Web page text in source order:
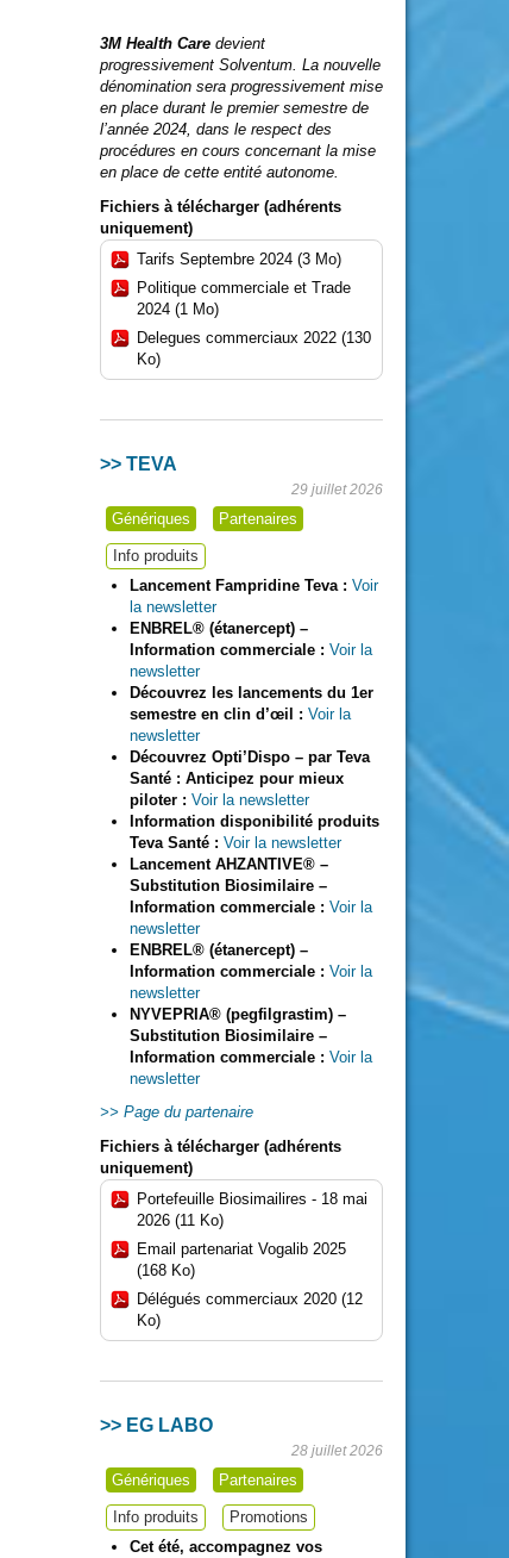
3M Health Care devient
progressivement Solventum. La nouvelle
dénomination sera progressivement mise
en place durant le premier semestre de
l’année 2024, dans le respect des
procédures en cours concernant la mise
en place de cette entité autonome.
Fichiers à télécharger (adhérents
uniquement)
Tarifs Septembre 2024 (3 Mo)
Politique commerciale et Trade
2024 (1 Mo)
Delegues commerciaux 2022 (130
Ko)
>> TEVA
29 juillet 2026
Génériques Partenaires
Info produits
Lancement Fampridine Teva : Voir
la newsletter
ENBREL® (étanercept) –
Information commerciale : Voir la
newsletter
Découvrez les lancements du 1er
semestre en clin d’œil : Voir la
newsletter
Découvrez Opti’Dispo – par Teva
Santé : Anticipez pour mieux
piloter : Voir la newsletter
Information disponibilité produits
Teva Santé : Voir la newsletter
Lancement AHZANTIVE® –
Substitution Biosimilaire –
Information commerciale : Voir la
newsletter
ENBREL® (étanercept) –
Information commerciale : Voir la
newsletter
NYVEPRIA® (pegfilgrastim) –
Substitution Biosimilaire –
Information commerciale : Voir la
newsletter
Page du partenaire
Fichiers à télécharger (adhérents
uniquement)
Portefeuille Biosimailires - 18 mai
2026 (11 Ko)
Email partenariat Vogalib 2025
(168 Ko)
Délégués commerciaux 2020 (12
Ko)
>> EG LABO
28 juillet 2026
Génériques Partenaires
Info produits
Promotions
Cet été, accompagnez vos